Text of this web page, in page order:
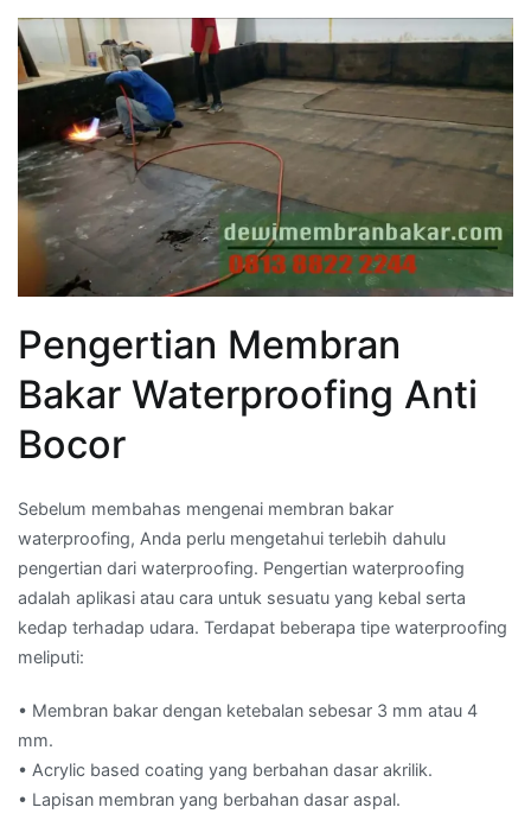
Pengertian Membran
Bakar Waterproofing Anti
Bocor
Sebelum membahas mengenai membran bakar
waterproofing, Anda perlu mengetahui terlebih dahulu
pengertian dari waterproofing. Pengertian waterproofing
adalah aplikasi atau cara untuk sesuatu yang kebal serta
kedap terhadap udara. Terdapat beberapa tipe waterproofing
meliputi:
• Membran bakar dengan ketebalan sebesar 3 mm atau 4
mm.
• Acrylic based coating yang berbahan dasar akrilik.
• Lapisan membran yang berbahan dasar aspal.